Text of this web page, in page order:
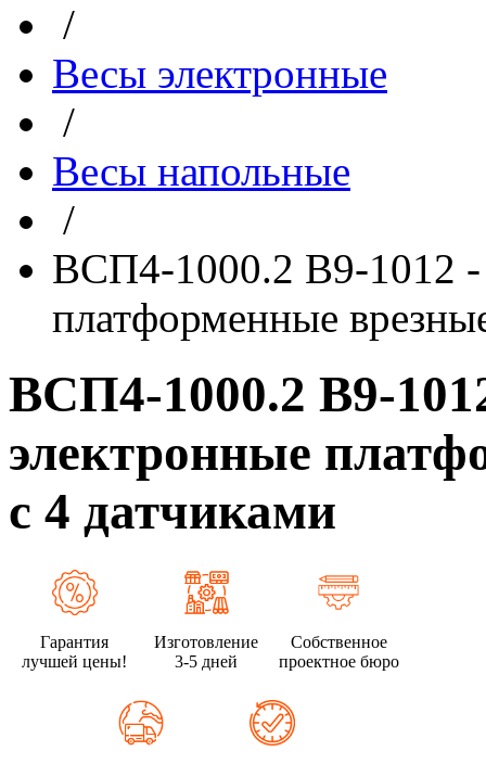
/
Весы электронные
/
Весы напольные
/
ВСП4-1000.2 В9-1012
платформенные
ВСП4-1000.2 В9-
электронные
с 4 датчиками
Гарантия
лучшей цены!
Изготовление
3-5 дней
Собственное
проектное бюро